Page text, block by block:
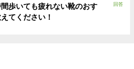
歩いても疲れない靴のおす
てください！
回答